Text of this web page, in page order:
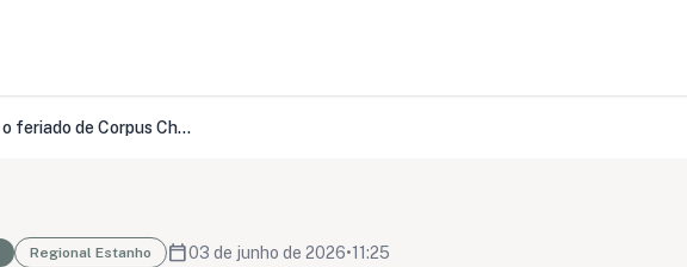
SINTERO informa sobre o feriado de Corpus Christi
Regional Estanho calendar_today03 de junho de 2026•11:25